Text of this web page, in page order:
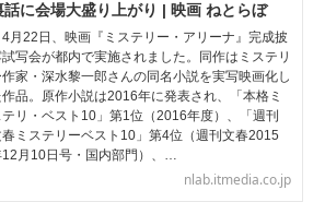
話に会場大盛り上がり | 映画 ねとらぼ
月22日、映画『ミステリー・アリーナ』完成披
試写会が都内で実施されました。同作はミステリ
作家・深水黎一郎さんの同名小説を実写映画化し
品。原作小説は2016年に発表され、「本格ミ
テリ・ベスト10」第1位（2016年度）、「週刊
ミステリーベスト10」第4位（週刊文春2015
12月10日号・国内部門）、…
nlab.itmedia.co.jp